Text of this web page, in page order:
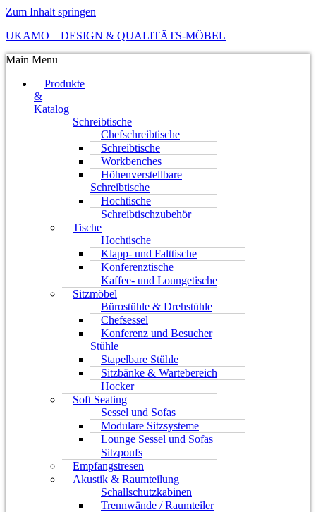
Zum Inhalt springen
UKAMO – DESIGN & QUALITÄTS-MÖBEL
Main Menu
Produkte
&
Katalog
Schreibtische
Chefschreibtische
Schreibtische
Workbenches
Höhenverstellbare
Schreibtische
Hochtische
Schreibtischzubehör
Tische
Hochtische
Klapp- und Falttische
Konferenztische
Kaffee- und Loungetische
Sitzmöbel
Bürostühle & Drehstühle
Chefsessel
Konferenz und Besucher
Stühle
Stapelbare Stühle
Sitzbänke & Wartebereich
Hocker
Soft Seating
Sessel und Sofas
Modulare Sitzsysteme
Lounge Sessel und Sofas
Sitzpoufs
Empfangstresen
Akustik & Raumteilung
Schallschutzkabinen
Trennwände / Raumteiler